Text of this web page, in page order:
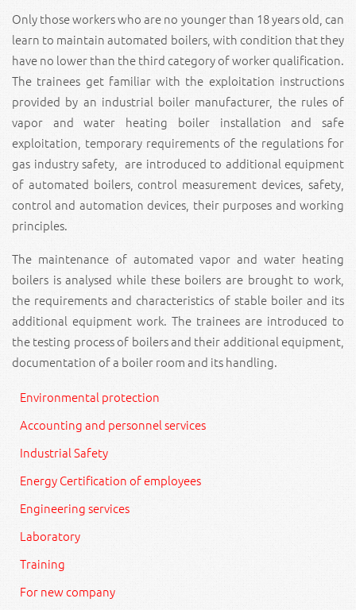
Only those workers who are no younger than 18 years old, can
learn to maintain automated boilers, with condition that they
have no lower than the third category of worker qualification.
The trainees get familiar with the exploitation instructions
provided by an industrial boiler manufacturer, the rules of
vapor and water heating boiler installation and safe
exploitation, temporary requirements of the regulations for
gas industry safety, are introduced to additional equipment
of automated boilers, control measurement devices, safety,
control and automation devices, their purposes and working
principles.
The maintenance of automated vapor and water heating
boilers is analysed while these boilers are brought to work,
the requirements and characteristics of stable boiler and its
additional equipment work. The trainees are introduced to
the testing process of boilers and their additional equipment,
documentation of a boiler room and its handling.
Environmental protection
Accounting and personnel services
Industrial Safety
Energy Certification of employees
Engineering services
Laboratory
Training
For new company